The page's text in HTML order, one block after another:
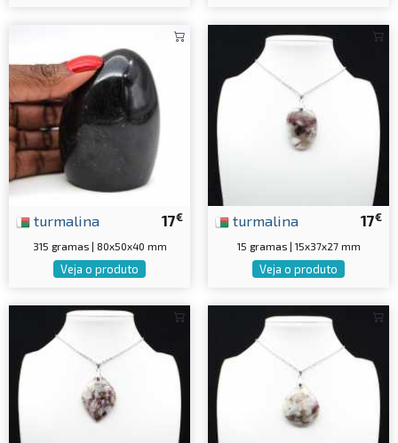
17€
turmalina
315 gramas | 80x50x40 mm
Veja o produto
17€
turmalina
15 gramas | 15x37x27 mm
Veja o produto